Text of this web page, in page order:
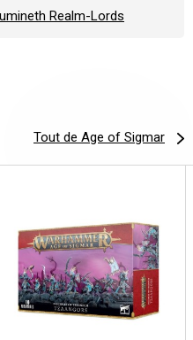
Realm-Lords
Tout de Age of Sigmar